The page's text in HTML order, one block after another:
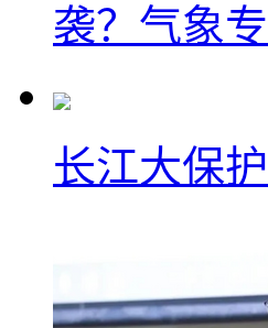
袭？气象
长江大保